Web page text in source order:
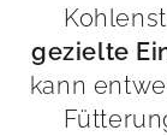
gezielte
kann